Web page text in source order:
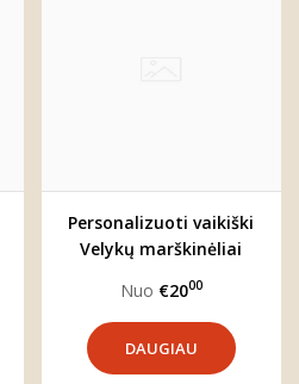
Personalizuoti vaikiški
Velykų marškinėliai
Nuo €2000
DAUGIAU